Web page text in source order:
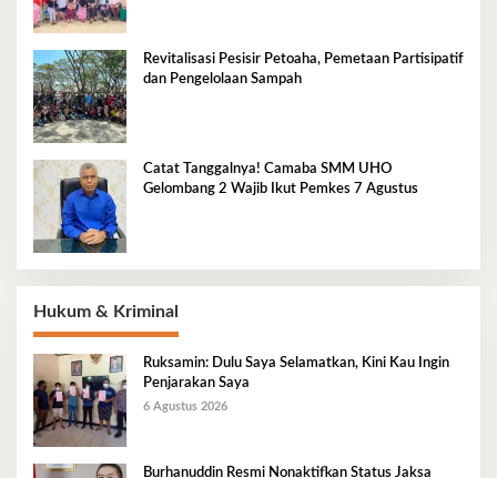
Revitalisasi Pesisir Petoaha, Pemetaan Partisipatif
dan Pengelolaan Sampah
Catat Tanggalnya! Camaba SMM UHO
Gelombang 2 Wajib Ikut Pemkes 7 Agustus
Hukum & Kriminal
Ruksamin: Dulu Saya Selamatkan, Kini Kau Ingin
Penjarakan Saya
6 Agustus 2026
Burhanuddin Resmi Nonaktifkan Status Jaksa